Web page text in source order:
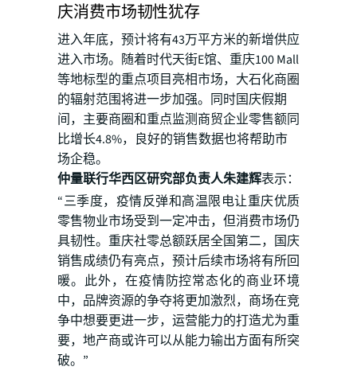
庆消费市场韧性犹存
进入年底，预计将有43万平方米的新增供应
进入市场。随着时代天街E馆、重庆100 Mall
等地标型的重点项目亮相市场，大石化商圈
的辐射范围将进一步加强。同时国庆假期
间，主要商圈和重点监测商贸企业零售额同
比增长4.8%，良好的销售数据也将帮助市
场企稳。
仲量联行华西区研究部负责人朱建辉表示：
“三季度，疫情反弹和高温限电让重庆优质
零售物业市场受到一定冲击，但消费市场仍
具韧性。重庆社零总额跃居全国第二，国庆
销售成绩仍有亮点，预计后续市场将有所回
暖。此外，在疫情防控常态化的商业环境
中，品牌资源的争夺将更加激烈，商场在竞
争中想要更进一步，运营能力的打造尤为重
要，地产商或许可以从能力输出方面有所突
破。”